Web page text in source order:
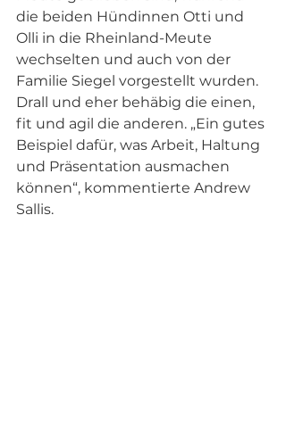
die beiden Hündinnen Otti und
Olli in die Rheinland-Meute
wechselten und auch von der
Familie Siegel vorgestellt wurden.
Drall und eher behäbig die einen,
fit und agil die anderen. „Ein gutes
Beispiel dafür, was Arbeit, Haltung
und Präsentation ausmachen
können“, kommentierte Andrew
Sallis.